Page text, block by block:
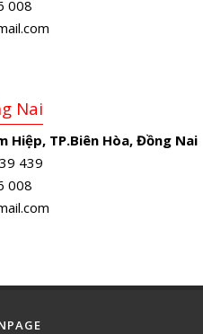
008
Nai
Hiệp, TP.Biên Hòa, Đồng Nai
439
008